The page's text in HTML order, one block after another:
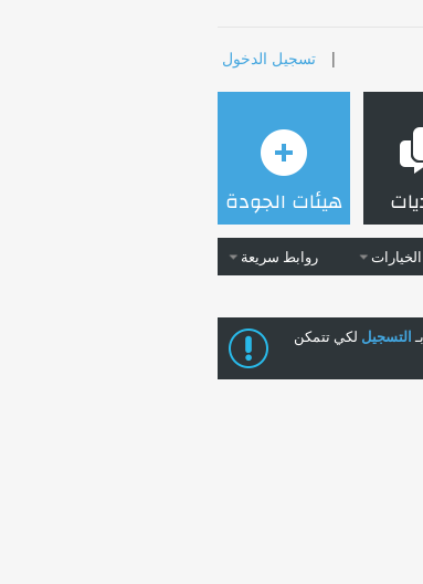
| تسجيل الدخول
الخيارات روابط سريعة
هيئات الجودة
التسجيل لكي تتمكن